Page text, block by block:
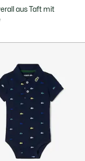
aus Taft mit